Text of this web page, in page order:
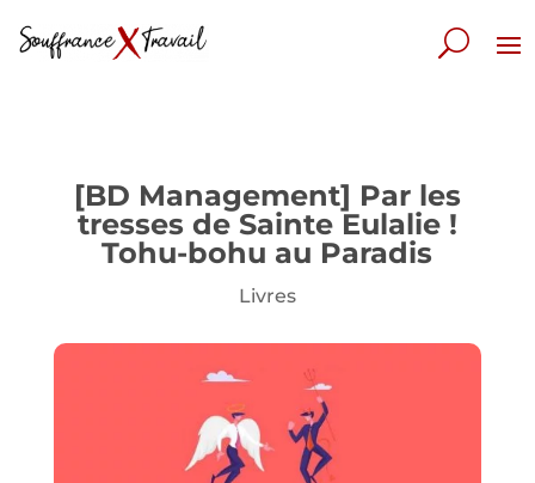
[BD Management] Par les
tresses de Sainte Eulalie !
Tohu-bohu au Paradis
Livres